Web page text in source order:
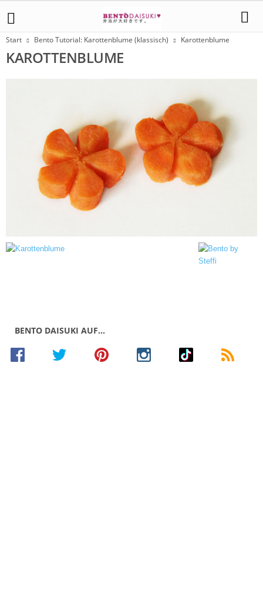
Start Bento Tutorial: Karottenblume (klassisch) Karottenblume
KAROTTENBLUME
BENTO DAISUKI AUF…